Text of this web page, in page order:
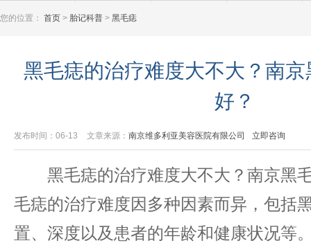
您的位置： 首页 > 胎记科普 > 黑毛痣
黑毛痣的治疗难度大不大？南
好？
发布时间：06-13 文章来源： 南京维多利亚美容医院有限公司 立即咨询
黑毛痣的治疗难度大不大？南京黑
毛痣的治疗难度因多种因素而异，包括
置、深度以及患者的年龄和健康状况等